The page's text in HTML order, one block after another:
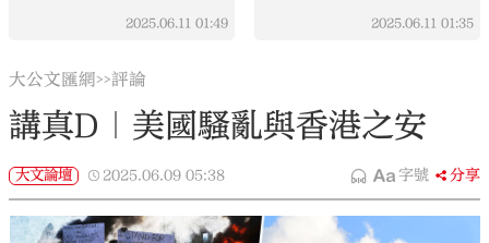
2025.06.11 01:49 2025.06.11 01:35
大公文匯網>>評論
講真D｜美國騷亂與香港之安
大文論壇 2025.06.09 05:38 字號 分享